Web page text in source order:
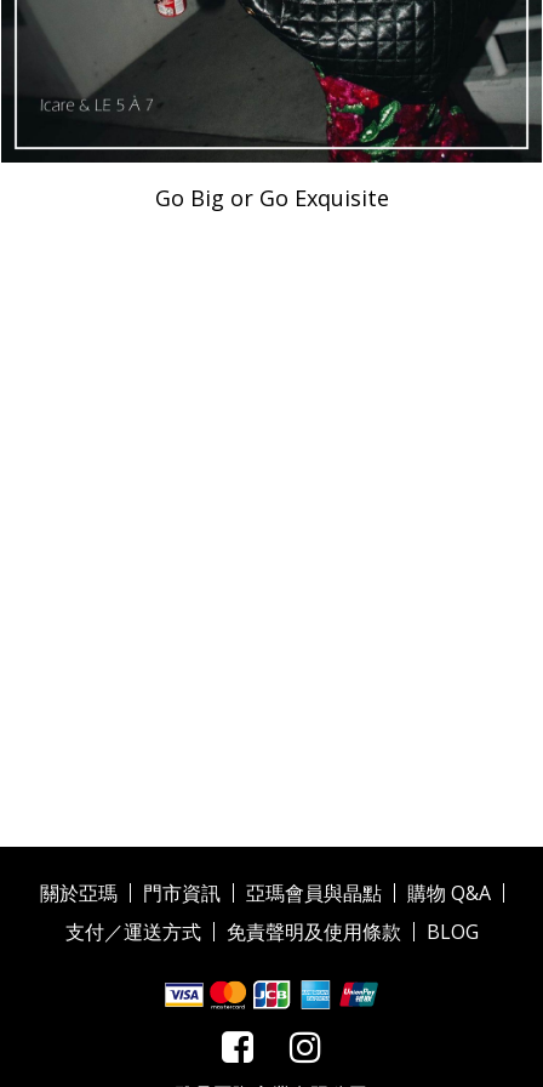
Go Big or Go Exquisite
關於亞瑪 門市資訊 亞瑪會員與晶點
購物 Q&A
支付／運送方式
免責聲明及使用條款 BLOG